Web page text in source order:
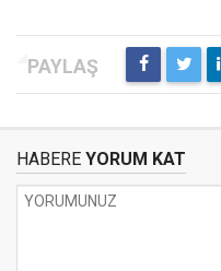
HABERE YORUM KAT